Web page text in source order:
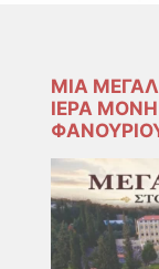
ΜΙΑ
ΙΕΡΑ ΜΟΝΗ